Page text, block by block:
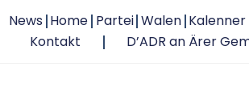
News Home Partei Walen Kalenner
Kontakt
D’ADR an Ärer